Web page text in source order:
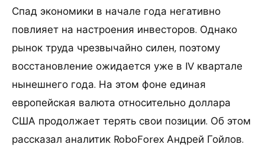
Спад экономики в начале года негативно
повлияет на настроения инвесторов. Однако
рынок труда чрезвычайно силен, поэтому
восстановление ожидается уже в IV квартале
нынешнего года. На этом фоне единая
европейская валюта относительно доллара
США продолжает терять свои позиции. Об этом
рассказал аналитик RoboForex Андрей Гойлов.